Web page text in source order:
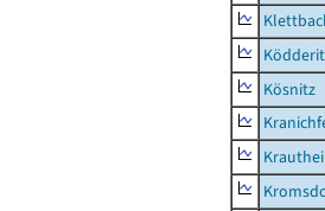
Kösnitz